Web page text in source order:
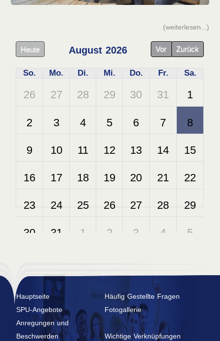
(weiterlesen...)
Hauptseite
Häufig Gestellte Fragen
SPU-Angebote
Fotogallerie
Anregungen und
Beschwerden
Wichtige Verknüpfungen